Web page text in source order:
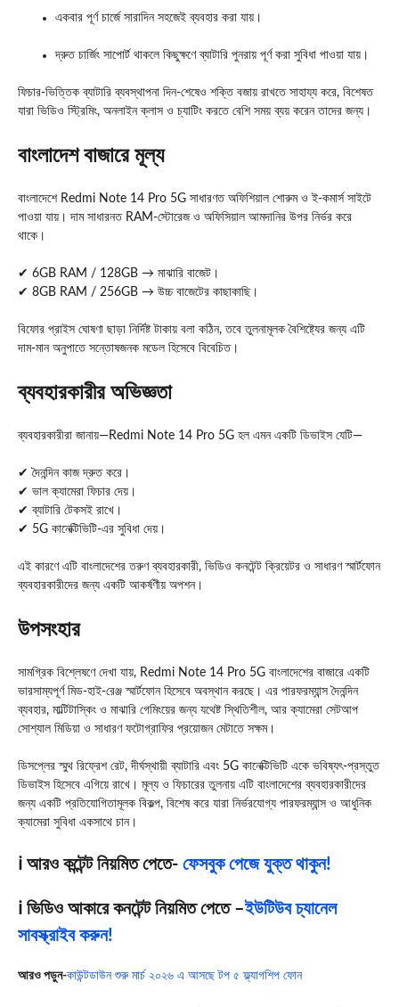
একবার পূর্ণ চার্জে সারাদিন সহজেই ব্যবহার করা যায়।
দ্রুত চার্জিং সাপোর্ট থাকলে কিছুক্ষণে ব্যাটারি পুনরায় পূর্ণ করা সুবিধা পাওয়া যায়।
ফিচার-ভিত্তিক ব্যাটারি ব্যবস্থাপনা দিন-শেষেও শক্তি বজায় রাখতে সাহায্য করে, বিশেষত
যারা ভিডিও স্ট্রিমিং, অনলাইন ক্লাস ও চ্যাটিং করতে বেশি সময় ব্যয় করেন তাদের জন্য।
বাংলাদেশ বাজারে মূল্য
বাংলাদেশে Redmi Note 14 Pro 5G সাধারণত অফিশিয়াল শোরুম ও ই-কমার্স সাইটে
পাওয়া যায়। দাম সাধারনত RAM-স্টোরেজ ও অফিসিয়াল আমদানির উপর নির্ভর করে
থাকে।
✔ 6GB RAM / 128GB → মাঝারি বাজেট।
✔ 8GB RAM / 256GB → উচ্চ বাজেটের কাছাকাছি।
বিফোর প্রাইস ঘোষণা ছাড়া নির্দিষ্ট টাকায় বলা কঠিন, তবে তুলনামূলক বৈশিষ্ট্যের জন্য এটি
দাম-মান অনুপাতে সন্তোষজনক মডেল হিসেবে বিবেচিত।
ব্যবহারকারীর অভিজ্ঞতা
ব্যবহারকারীরা জানায়—Redmi Note 14 Pro 5G হল এমন একটি ডিভাইস যেটি—
✔ দৈনন্দিন কাজ দ্রুত করে।
✔ ভাল ক্যামেরা ফিচার দেয়।
✔ ব্যাটারি টেকসই রাখে।
✔ 5G কানেক্টিভিটি-এর সুবিধা দেয়।
এই কারণে এটি বাংলাদেশের তরুণ ব্যবহারকারী, ভিডিও কনটেন্ট ক্রিয়েটর ও সাধারণ স্মার্টফোন
ব্যবহারকারীদের জন্য একটি আকর্ষণীয় অপশন।
উপসংহার
সামগ্রিক বিশ্লেষণে দেখা যায়, Redmi Note 14 Pro 5G বাংলাদেশের বাজারে একটি
ভারসাম্যপূর্ণ মিড-হাই-রেঞ্জ স্মার্টফোন হিসেবে অবস্থান করছে। এর পারফরম্যান্স দৈনন্দিন
ব্যবহার, মাল্টিটাস্কিং ও মাঝারি গেমিংয়ের জন্য যথেষ্ট স্থিতিশীল, আর ক্যামেরা সেটআপ
সোশ্যাল মিডিয়া ও সাধারণ ফটোগ্রাফির প্রয়োজন মেটাতে সক্ষম।
ডিসপ্লের স্মুথ রিফ্রেশ রেট, দীর্ঘস্থায়ী ব্যাটারি এবং 5G কানেক্টিভিটি একে ভবিষ্যৎ-প্রস্তুত
ডিভাইস হিসেবে এগিয়ে রাখে। মূল্য ও ফিচারের তুলনায় এটি বাংলাদেশের ব্যবহারকারীদের
জন্য একটি প্রতিযোগিতামূলক বিকল্প, বিশেষ করে যারা নির্ভরযোগ্য পারফরম্যান্স ও আধুনিক
ক্যামেরা সুবিধা একসাথে চান।
ℹ️ আরও কন্টেন্ট নিয়মিত পেতে- ফেসবুক পেজে যুক্ত থাকুন!
ℹ️ ভিডিও আকারে কনটেন্ট নিয়মিত পেতে –ইউটিউব চ্যানেল
সাবস্ক্রাইব করুন!
আরও পড়ুন-কাউন্টডাউন শুরু মার্চ ২০২৬ এ আসছে টপ ৫ ফ্ল্যাগশিপ ফোন